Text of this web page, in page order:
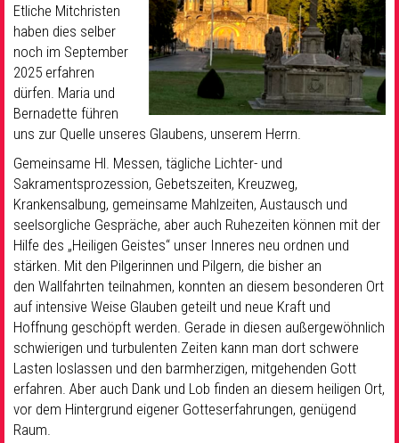
Etliche Mitchristen
haben dies selber
noch im September
2025 erfahren
dürfen. Maria und
Bernadette führen
uns zur Quelle unseres Glaubens, unserem Herrn.
Gemeinsame Hl. Messen, tägliche Lichter- und
Sakramentsprozession, Gebetszeiten, Kreuzweg,
Krankensalbung, gemeinsame Mahlzeiten, Austausch und
seelsorgliche Gespräche, aber auch Ruhezeiten können mit der
Hilfe des „Heiligen Geistes“ unser Inneres neu ordnen und
stärken. Mit den Pilgerinnen und Pilgern, die bisher an
den Wallfahrten teilnahmen, konnten an diesem besonderen Ort
auf intensive Weise Glauben geteilt und neue Kraft und
Hoffnung geschöpft werden. Gerade in diesen außergewöhnlich
schwierigen und turbulenten Zeiten kann man dort schwere
Lasten loslassen und den barmherzigen, mitgehenden Gott
erfahren. Aber auch Dank und Lob finden an diesem heiligen Ort,
vor dem Hintergrund eigener Gotteserfahrungen, genügend
Raum.